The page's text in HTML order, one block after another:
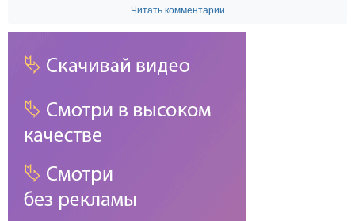
Читать комментарии